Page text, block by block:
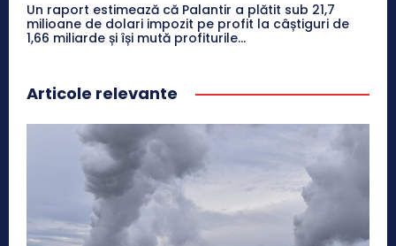
Un raport estimează că Palantir a plătit sub 21,7
milioane de dolari impozit pe profit la câștiguri de
1,66 miliarde și își mută profiturile...
Articole relevante